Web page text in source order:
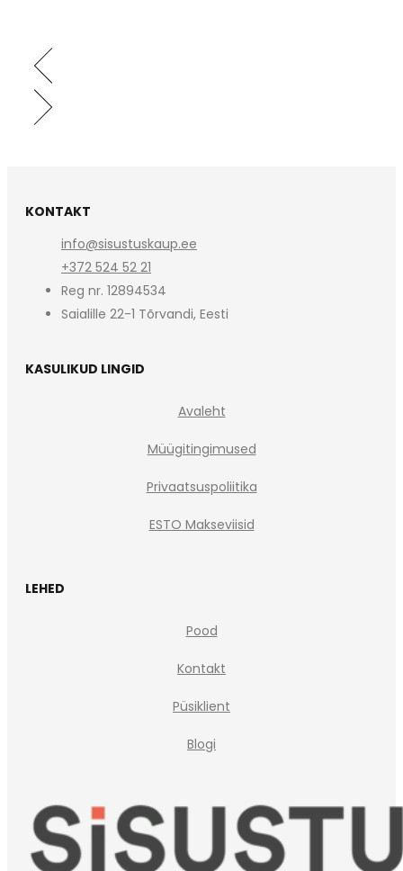
KONTAKT
info@sisustuskaup.ee
+372 524 52 21
Reg nr. 12894534
Saialille 22-1 Tõrvandi, Eesti
KASULIKUD LINGID
Avaleht
Müügitingimused
Privaatsuspoliitika
ESTO Makseviisid
LEHED
Pood
Kontakt
Püsiklient
Blogi